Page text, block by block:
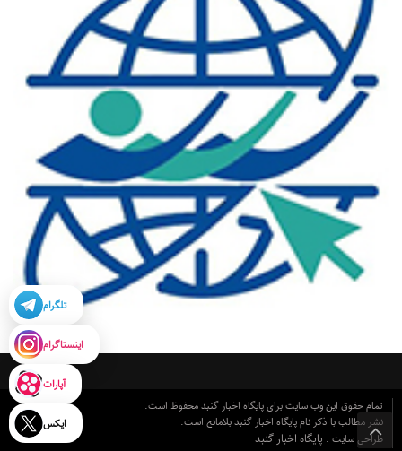
تمام حقوق این وب سایت برای پایگاه اخبار گنبد محفوظ است.
نشر مطالب با ذکر نام پایگاه اخبار گنبد بلامانع است.
طراحی سایت : پایگاه اخبار گنبد
تلگرام
اینستاگرام
آپارات
ایکس